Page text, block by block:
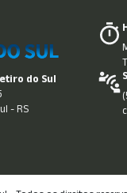
do Sul
- RS